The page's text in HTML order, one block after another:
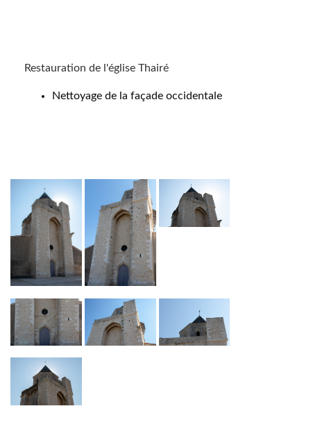
Restauration de l'église Thairé
Nettoyage de la façade occidentale